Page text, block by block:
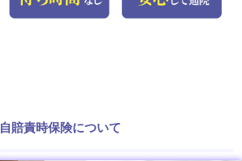
自賠責時保険について